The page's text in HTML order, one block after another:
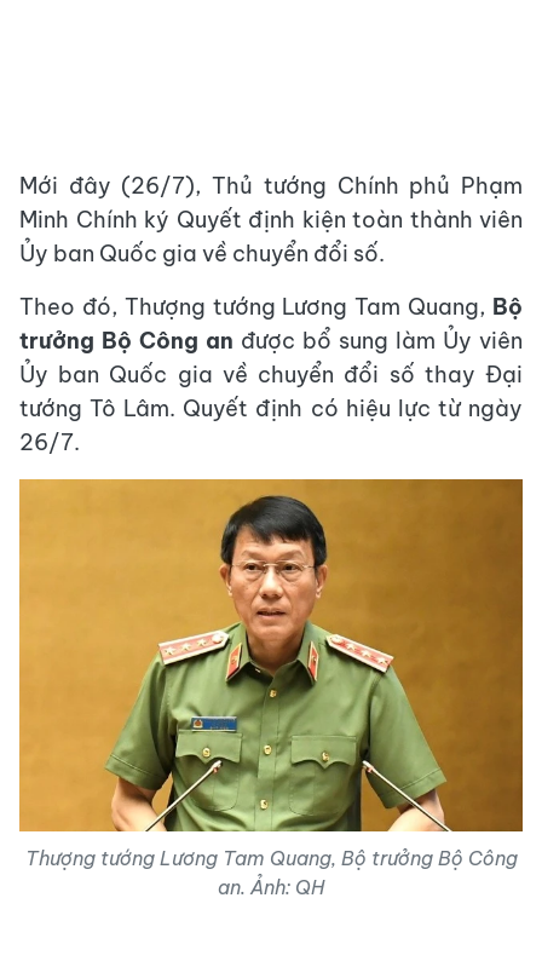
Mới đây (26/7), Thủ tướng Chính phủ Phạm
Minh Chính ký Quyết định kiện toàn thành viên
Ủy ban Quốc gia về chuyển đổi số.
Theo đó, Thượng tướng Lương Tam Quang, Bộ
trưởng Bộ Công an được bổ sung làm Ủy viên
Ủy ban Quốc gia về chuyển đổi số thay Đại
tướng Tô Lâm. Quyết định có hiệu lực từ ngày
26/7.
Thượng tướng Lương Tam Quang, Bộ trưởng Bộ Công
an. Ảnh: QH